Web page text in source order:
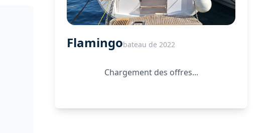
Flamingobateau de 2022
Chargement des offres...